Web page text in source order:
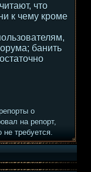
что
к чему кроме
банить
о
на репорт,
не требуется.